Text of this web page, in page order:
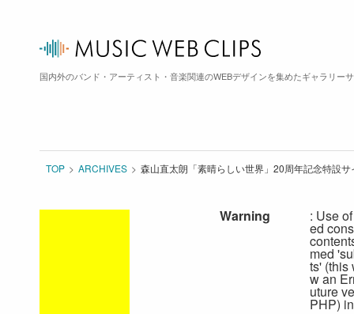
国内外のバンド・アーティスト・音楽関連のWEBデザインを集めたギャラリーサ
TOP ARCHIVES 森山直太朗「素晴らしい世界」20周年記念特設
Warning : Use
ed
med
ts' (this
w an
uture
PHP) in